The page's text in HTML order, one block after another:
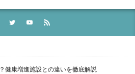
健康増進施設との違いを徹底解説